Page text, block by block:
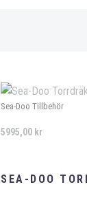
Sea-Doo Tillbehör
SEA-DOO
5995,00 kr